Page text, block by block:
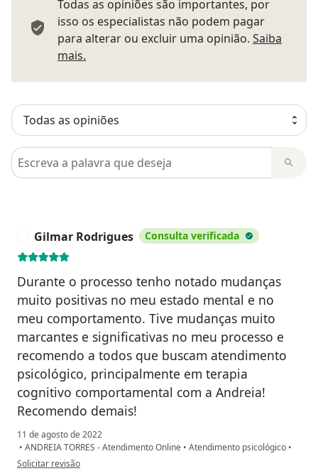
Todas as opiniões são importantes, por
isso os especialistas não podem pagar
para alterar ou excluir uma opinião. Saiba
mais.
Pesquisar em opiniões
Gilmar Rodrigues Consulta verificada
Durante o processo tenho notado mudanças
muito positivas no meu estado mental e no
meu comportamento. Tive mudanças muito
marcantes e significativas no meu processo e
recomendo a todos que buscam atendimento
psicológico, principalmente em terapia
cognitivo comportamental com a Andreia!
Recomendo demais!
11 de agosto de 2022
• ANDREIA TORRES - Atendimento Online • Atendimento psicológico •
na opinião do utilizador Gilmar Rodrigues
Solicitar revisão